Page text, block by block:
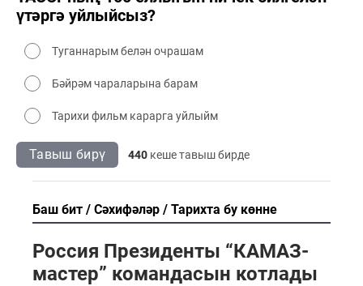
үтәргә уйлыйсыз?
Туганнарым белән очрашам
Бәйрәм чараларына барам
Тарихи фильм карарга уйлыйм
Тавыш бирү 440 кеше тавыш бирде
Баш бит Сәхифәләр Тарихта бу көнне
Россия Президенты “КАМАЗ-
мастер” командасын котлады